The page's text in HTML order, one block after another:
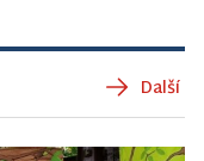
Další